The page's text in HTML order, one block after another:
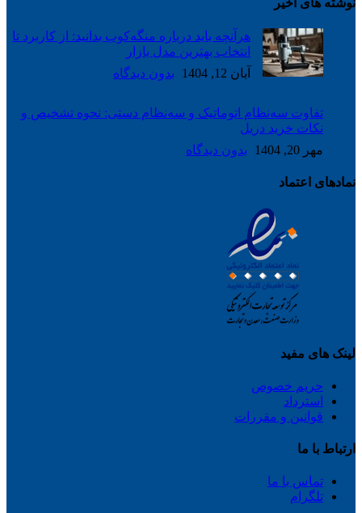
نوشته های اخیر
هرآنچه باید درباره منگه‌کوب بدانید: از کاربرد تا
انتخاب بهترین مدل بازار
آبان 12, 1404
بدون دیدگاه
تفاوت سه‌نظام اتوماتیک و سه‌نظام دستی: نحوه تشخیص و
نکات خرید دریل
مهر 20, 1404
بدون دیدگاه
نمادهای اعتماد
لینک های مفید
حریم خصوص
استرداد
قوانین و مقررات
ارتباط با ما
تماس با ما
تلگرام